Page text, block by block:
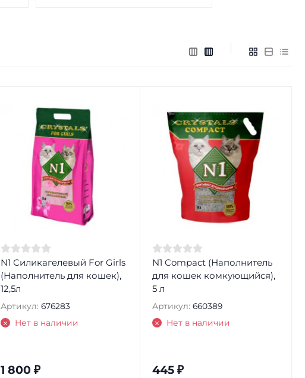
N1 Силикагелевый For Girls
(Наполнитель для кошек),
12,5л
Артикул: 676283
Нет в наличии
1 800 ₽
N1 Compact (Наполнитель
для кошек комкующийся),
5 л
Артикул: 660389
Нет в наличии
445 ₽